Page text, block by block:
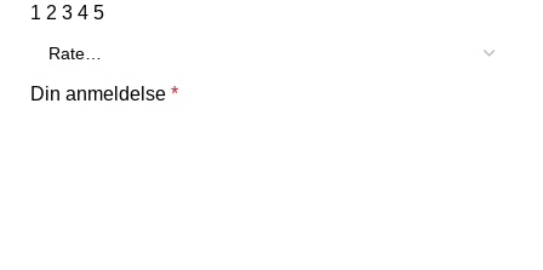
1 2 3 4 5
Din anmeldelse *